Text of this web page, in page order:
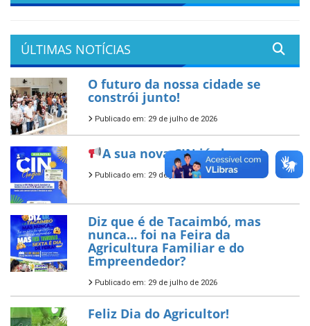
ÚLTIMAS NOTÍCIAS
O futuro da nossa cidade se
constrói junto!
Publicado em: 29 de julho de 2026
A sua nova CIN já chegou!
Publicado em: 29 de julho de 2026
Diz que é de Tacaimbó, mas
nunca… foi na Feira da
Agricultura Familiar e do
Empreendedor?
Publicado em: 29 de julho de 2026
Feliz Dia do Agricultor!